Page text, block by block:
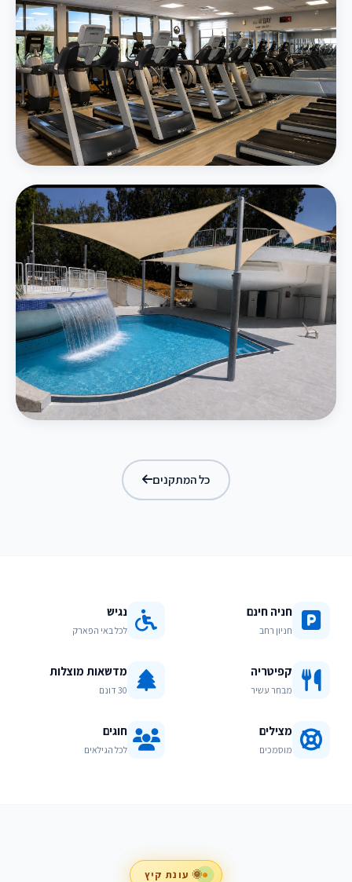
חדר כושר
כל המתקנים
חניה חינם
חניון רחב
נגיש
לכל באי הפארק
קפיטריה
מבחר עשיר
מדשאות מוצלות
30 דונם
מצילים
מוסמכים
חוגים
לכל הגילאים
🌞 עונת קיץ